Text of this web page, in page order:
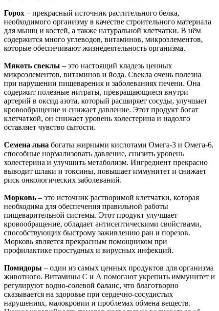
Горох – прекрасный источник растительного белка,
необходимого организму в качестве строительного материала
для мышц и костей, а также натуральной клетчатки. В нём
содержится много углеводов, витаминов, микроэлементов,
которые обеспечивают жизнедеятельность организма.
Мякоть свеклы – это настоящий кладезь ценных
микроэлементов, витаминов и йода. Свекла очень полезна
при нарушении пищеварения и заболеваниях печени. Она
содержит полезные нитраты, превращающиеся внутри
артерий в оксид азота, который расширяет сосуды, улучшает
кровообращение и снижает давление. Этот продукт богат
клетчаткой, он снижает уровень холестерина и надолго
оставляет чувство сытости.
Семена льна богаты жирными кислотами Омега-3 и Омега-6,
способные нормализовать давление, снизить уровень
холестерина и улучшить метаболизм. Ингредиент прекрасно
выводит шлаки и токсины, повышает иммунитет и снижает
риск онкологических заболеваний.
Морковь – это источник растворимой клетчатки, которая
необходима для обеспечения правильной работы
пищеварительной системы. Этот продукт улучшает
кровообращение, обладает антисептическими свойствами,
способствующих быстрому заживлению ран и порезов.
Морковь является прекрасным помощником при
профилактике простудных и вирусных инфекций.
Помидоры – один из самых ценных продуктов для организма
животного. Витамины С и А помогают укрепить иммунитет и
регулируют водно-солевой баланс, что благотворно
сказывается на здоровье при сердечно-сосудистых
нарушениях, малокровии и проблемах обмена веществ.